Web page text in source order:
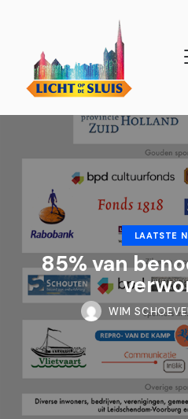
LAATSTE
85% van
WIM